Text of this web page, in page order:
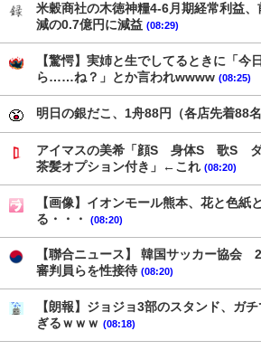
米穀商社の木徳神糧4-6月期経常利益
減の0.7億円に減益 (08:29)
【驚愕】実姉と生でしてるときに「今
ら……ね？」とか言われwwww (08:25)
明日の銀だこ、1舟88円（各店先着88
アイマスの美希「顔S 身体S 歌S
茶髪オプション付き」←これ (08:20)
【画像】イオンモール熊本、花と色紙
る・・・
(08:20)
【聯合ニュース】 韓国サッカー協会
審判員らを性接待 (08:20)
【朗報】ジョジョ3部のスタンド、ガ
ぎるｗｗｗ (08:18)